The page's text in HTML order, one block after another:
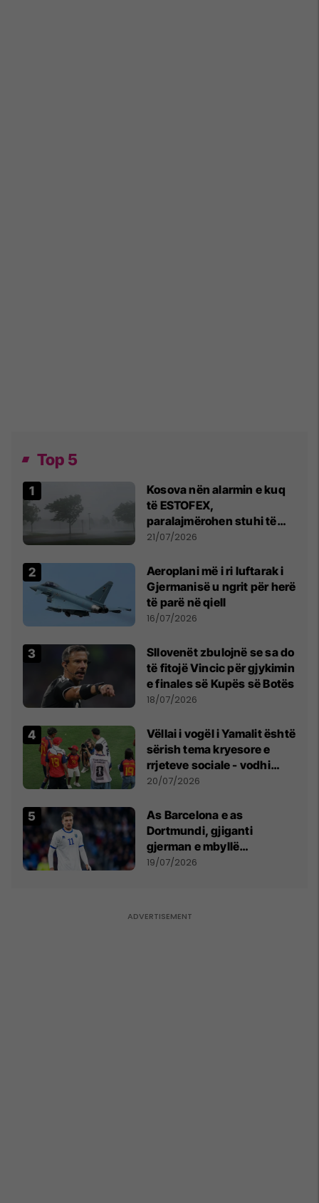
Top 5
Kosova nën alarmin e kuq
të ESTOFEX,
paralajmërohen stuhi të
fuqishme me breshër dhe
21/07/2026
Aeroplani më i ri luftarak i
Gjermanisë u ngrit për herë
të parë në qiell
16/07/2026
Sllovenët zbulojnë se sa do
të fitojë Vincic për gjykimin
e finales së Kupës së Botës
18/07/2026
Vëllai i vogël i Yamalit është
sërish tema kryesore e
rrjeteve sociale - vodhi
vëmendjen pas finales së
20/07/2026
As Barcelona e as
Dortmundi, gjiganti
gjerman e mbyllë
marrëveshjen për Fisnik
19/07/2026